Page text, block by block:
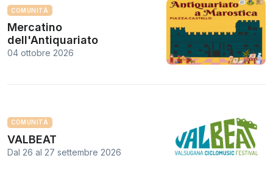
COMUNITÀ
Mercatino
dell'Antiquariato
04 ottobre 2026
COMUNITÀ
VALBEAT
Dal 26 al 27 settembre 2026